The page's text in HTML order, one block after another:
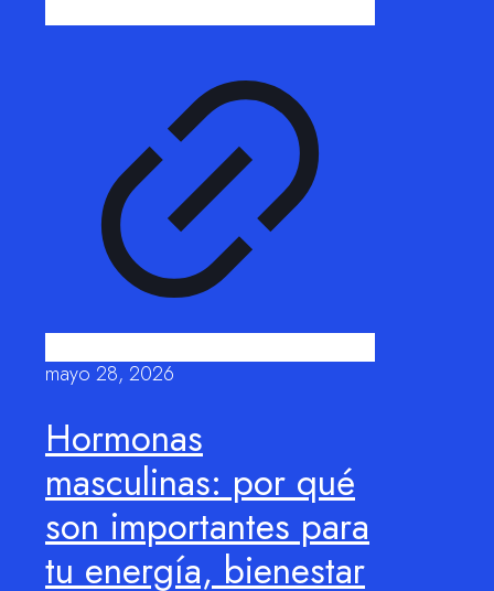
mayo 28, 2026
Hormonas
masculinas: por qué
son importantes para
tu energía, bienestar